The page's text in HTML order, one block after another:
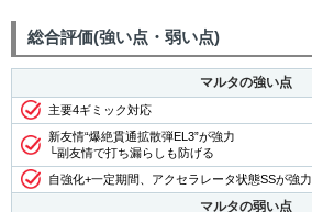
総合評価(強い点・弱い点)
マルタの強い点
主要4ギミック対応
新友情“爆絶貫通拡散弾EL3”が強力
└副友情で打ち漏らしも防げる
自強化+一定期間、アクセラレータ状態SSが強力
マルタの弱い点